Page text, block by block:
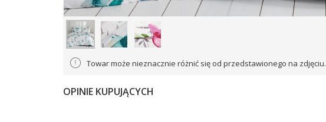
Towar może nieznacznie różnić się od przedstawionego na zdjęciu.
OPINIE KUPUJĄCYCH